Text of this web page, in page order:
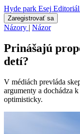
Hyde park Esej Editoriál
Zaregistrovať sa
Názory | Názor
Prinášajú
detí?
V médiách prevláda
argumenty a dochádza
optimisticky.